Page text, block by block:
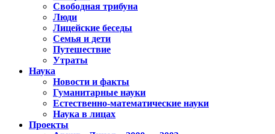
Свободная трибуна
Люди
Лицейские беседы
Семья и дети
Путешествие
Утраты
Наука
Новости и факты
Гуманитарные науки
Естественно-математические науки
Наука в лицах
Проекты